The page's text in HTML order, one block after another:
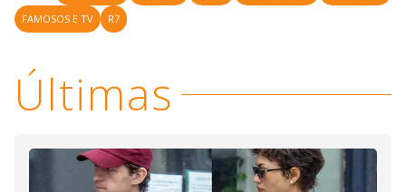
FAMOSOS E TV
R7
Últimas